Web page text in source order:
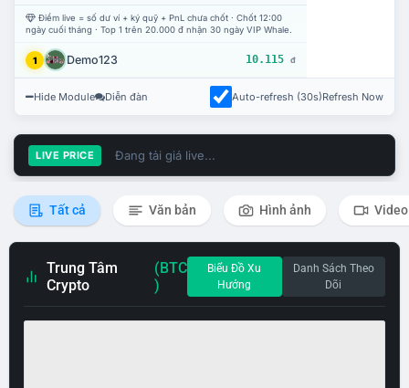
Điểm live = số dư ví + ký quỹ + PnL chưa chốt · Chốt 12:00
ngày cuối tháng · Top 1 trên 20.000 đ nhận 30 ngày VIP Whale.
1 Demo123 10.115 đ
Hide Module Diễn đàn Auto-refresh (30s)Refresh Now
LIVE PRICE Đang tải giá live...
Tất cả Văn bản Hình ảnh Video
Trung Tâm
Crypto
(BTC
)
Biểu Đồ Xu
Hướng
Danh Sách Theo
Dõi